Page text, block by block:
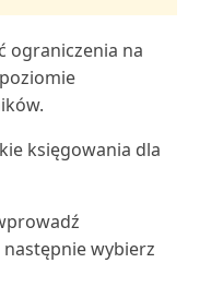
ograniczenia na
księgowania dla
następnie wybierz